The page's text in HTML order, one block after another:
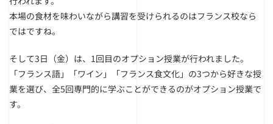
本場の食材を味わいながら講習を受けられるのはフランス校なら
ではですね。
そして3日（金）は、1回目のオプション授業が行われました。
「フランス語」「ワイン」「フランス食文化」の3つから好きな授
業を選び、全5回専門的に学ぶことができるのがオプション授業で
す。